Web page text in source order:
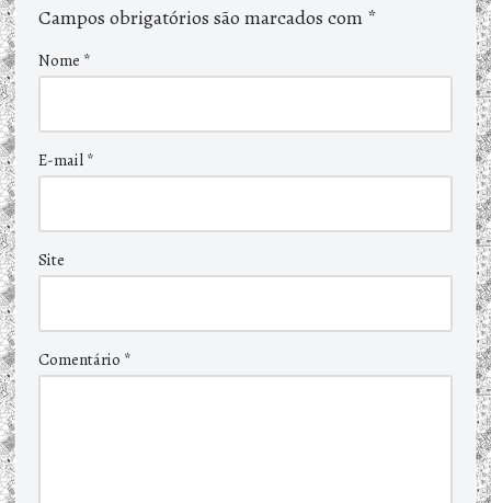
Campos obrigatórios são marcados com *
Nome *
E-mail *
Site
Comentário *